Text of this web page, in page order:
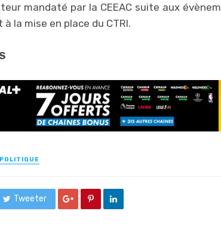
mandaté par la CEEAC suite aux
à la mise en place du CTRI.
POLITIQUE
Tweeter